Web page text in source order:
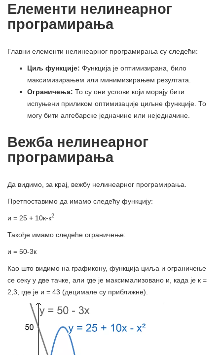
Елементи нелинеарног
програмирања
Главни елементи нелинеарног програмирања су следећи:
Циљ функције: Функција је оптимизирана, било
максимизирањем или минимизирањем резултата.
Ограничења: То су они услови који морају бити
испуњени приликом оптимизације циљне функције. То
могу бити алгебарске једначине или неједначине.
Вежба нелинеарног
програмирања
Да видимо, за крај, вежбу нелинеарног програмирања.
Претпоставимо да имамо следећу функцију:
и = 25 + 10к-к2
Такође имамо следеће ограничење:
и = 50-3к
Као што видимо на графикону, функција циља и ограничење
се секу у две тачке, али где је максимализовано и, када је к =
2,3, где је и = 43 (децимале су приближне).